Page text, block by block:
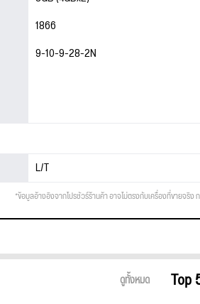
1866
9-10-9-28-2N
L/T
*ข้อมูลอ้างอิงจากโปรชัวร์ร้านค้า อาจไม่ตรงกับเครื่องที่ขายจริ
ดูทั้งหมด Top